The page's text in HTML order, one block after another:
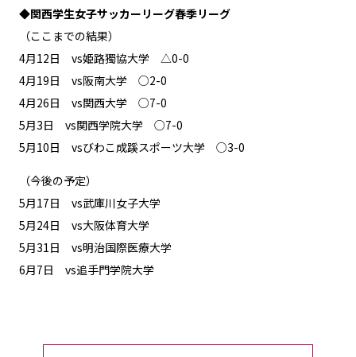
◆関西学生女子サッカーリーグ春季リーグ
（ここまでの結果）
4月12日 vs姫路獨協大学 △0-0
4月19日 vs阪南大学 ○2-0
4月26日 vs関西大学 ○7-0
5月3日 vs関西学院大学 ○7-0
5月10日 vsびわこ成蹊スポーツ大学 ○3-0
（今後の予定）
5月17日 vs武庫川女子大学
5月24日 vs大阪体育大学
5月31日 vs明治国際医療大学
6月7日 vs追手門学院大学